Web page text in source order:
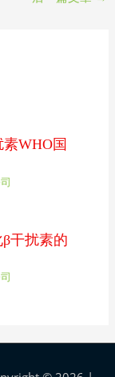
WHO国
干扰素的